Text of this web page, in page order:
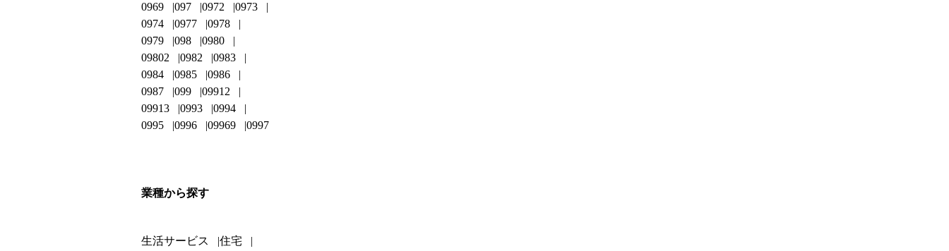
0969
097 0972
0973
0974
0977
0978
0979
098
0980
09802
0982
0983
0984
0985
0986
0987
099
09912
09913
0993
0994
0995
0996 09969 0997
業種から探す
生活サービス 住宅